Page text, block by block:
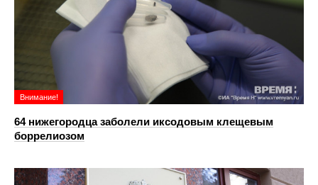
Внимание!
64 нижегородца заболели иксодовым клещевым
боррелиозом